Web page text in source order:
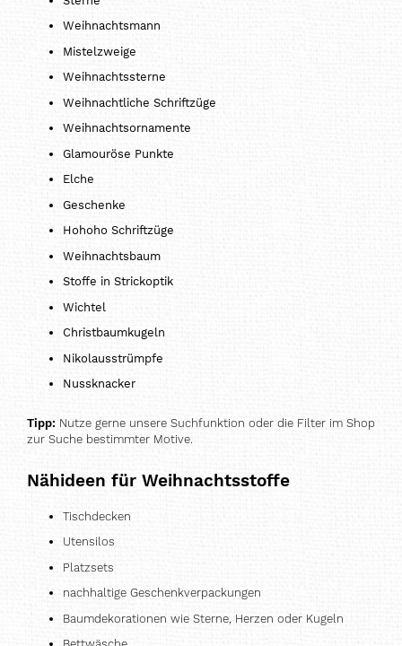
Weihnachtsmann
Mistelzweige
Weihnachtssterne
Weihnachtliche Schriftzüge
Weihnachtsornamente
Glamouröse Punkte
Elche
Geschenke
Hohoho Schriftzüge
Weihnachtsbaum
Stoffe in Strickoptik
Wichtel
Christbaumkugeln
Nikolausstrümpfe
Nussknacker
Tipp: Nutze gerne unsere Suchfunktion oder die Filter im Shop
zur Suche bestimmter Motive.
Nähideen für Weihnachtsstoffe
Tischdecken
Utensilos
Platzsets
nachhaltige Geschenkverpackungen
Baumdekorationen wie Sterne, Herzen oder Kugeln